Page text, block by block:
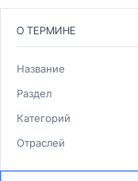
О ТЕРМИНЕ
Название
Раздел
Категорий
Отраслей